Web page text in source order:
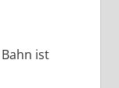
ist